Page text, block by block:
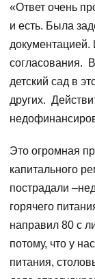
«Ответ очень
и есть. Была
документацией.
согласования.
детский сад в
других.
Это огромная
капитального
пострадали
горячего
направил 80 с
потому, что у
питания,